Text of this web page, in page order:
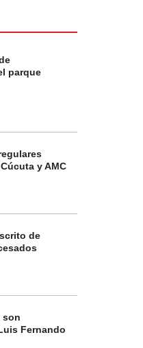
parque
y AMC
de
son
Fernando